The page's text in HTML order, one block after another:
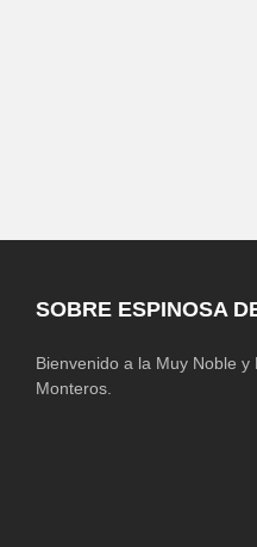
SOBRE ESPINOSA
Bienvenido a la Muy Noble
Monteros.